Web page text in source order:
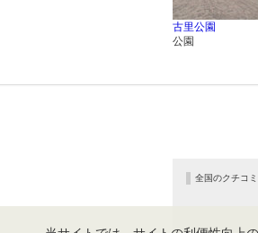
古里公園
公園
全国のクチコ